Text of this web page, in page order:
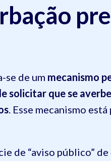
se de um mecanismo
solicitar que se
. Esse mecanismo está
de “aviso público”